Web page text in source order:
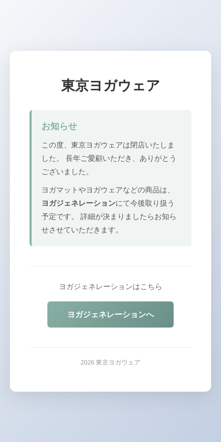
東京ヨガウェア
お知らせ
この度、東京ヨガウェアは閉店いたしま
した。 長年ご愛顧いただき、ありがとう
ございました。
ヨガマットやヨガウェアなどの商品は、
ヨガジェネレーションにて今後取り扱う
予定です。 詳細が決まりましたらお知ら
せさせていただきます。
ヨガジェネレーションはこちら
ヨガジェネレーションへ
2026 東京ヨガウェア